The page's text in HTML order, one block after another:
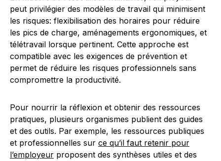
peut privilégier des modèles de travail qui minimisent
les risques: flexibilisation des horaires pour réduire
les pics de charge, aménagements ergonomiques, et
télétravail lorsque pertinent. Cette approche est
compatible avec les exigences de prévention et
permet de réduire les risques professionnels sans
compromettre la productivité.
Pour nourrir la réflexion et obtenir des ressources
pratiques, plusieurs organismes publient des guides
et des outils. Par exemple, les ressources publiques
et professionnelles sur ce qu’il faut retenir pour
l’employeur proposent des synthèses utiles et des